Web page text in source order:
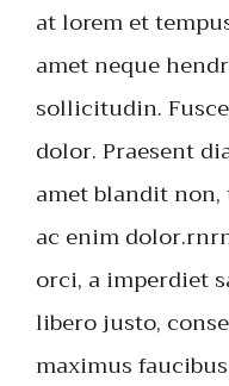
at lorem et
amet neque
sollicitudin.
dolor. Praesent
amet blandit
ac enim
orci, a imperdiet
libero justo,
maximus